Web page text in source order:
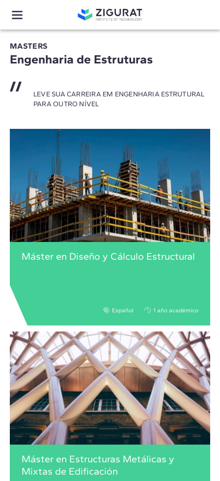
MASTERS
Engenharia de Estruturas
LEVE SUA CARREIRA EM ENGENHARIA ESTRUTURAL
PARA OUTRO NÍVEL
Máster en Diseño y Cálculo Estructural
Español 1 año académico
Máster en Estructuras Metálicas y
Mixtas de Edificación